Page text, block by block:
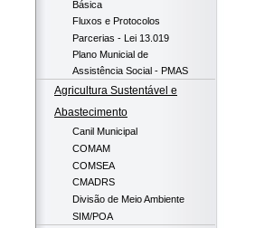
Básica
Fluxos e Protocolos
Parcerias - Lei 13.019
Plano Municial de
Assistência Social - PMAS
Agricultura Sustentável e
Abastecimento
Canil Municipal
COMAM
COMSEA
CMADRS
Divisão de Meio Ambiente
SIM/POA